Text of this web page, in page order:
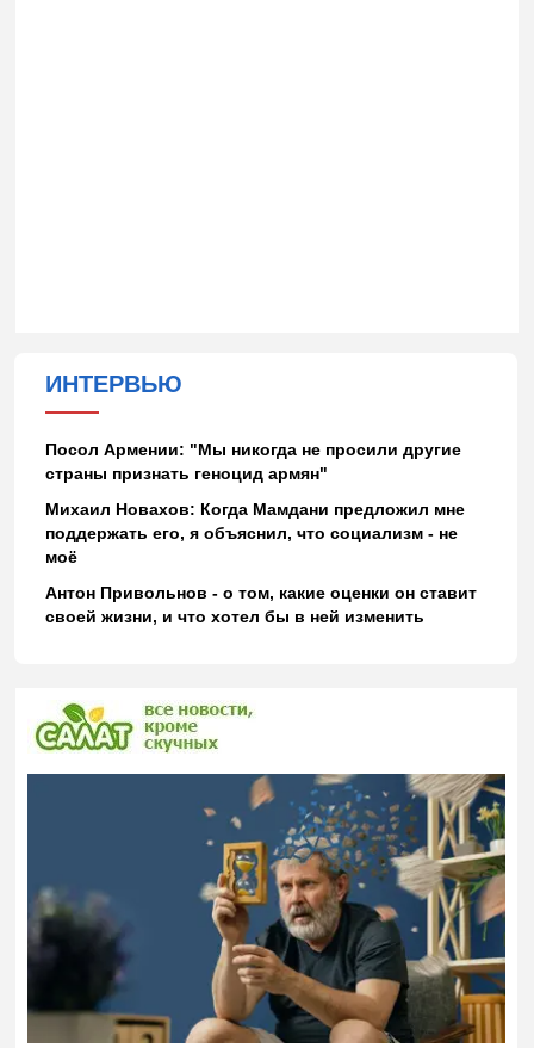
ИНТЕРВЬЮ
Посол Армении: "Мы никогда не просили другие
страны признать геноцид армян"
Михаил Новахов: Когда Мамдани предложил мне
поддержать его, я объяснил, что социализм - не
моё
Антон Привольнов - о том, какие оценки он ставит
своей жизни, и что хотел бы в ней изменить